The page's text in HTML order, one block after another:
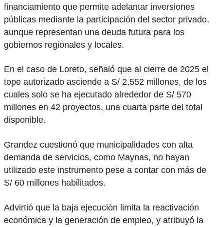
financiamiento que permite adelantar inversiones
públicas mediante la participación del sector privado,
aunque representan una deuda futura para los
gobiernos regionales y locales.
En el caso de Loreto, señaló que al cierre de 2025 el
tope autorizado asciende a S/ 2,552 millones, de los
cuales solo se ha ejecutado alrededor de S/ 570
millones en 42 proyectos, una cuarta parte del total
disponible.
Grandez cuestionó que municipalidades con alta
demanda de servicios, como Maynas, no hayan
utilizado este instrumento pese a contar con más de
S/ 60 millones habilitados.
Advirtió que la baja ejecución limita la reactivación
económica y la generación de empleo, y atribuyó la